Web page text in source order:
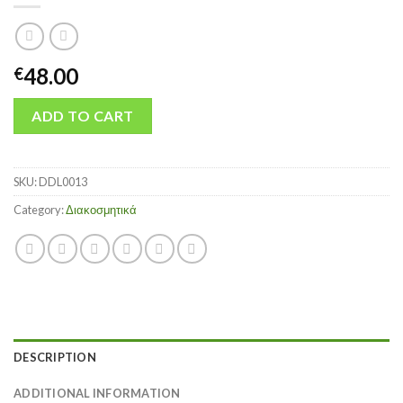
€48.00
ADD TO CART
SKU:DDL0013
Category:Διακοσμητικά
DESCRIPTION
ADDITIONAL INFORMATION